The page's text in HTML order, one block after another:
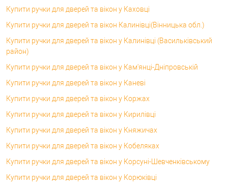
Купити ручки для дверей та вікон у Каховці
Купити ручки для дверей та вікон Калинівці(Вінницька обл.)
Купити ручки для дверей та вікон у Калинівці (Васильківський
район)
Купити ручки для дверей та вікон у Кам'янці-Дніпровській
Купити ручки для дверей та вікон у Каневі
Купити ручки для дверей та вікон у Коржах
Купити ручки для дверей та вікон у Кирилівці
Купити ручки для дверей та вікон у Княжичах
Купити ручки для дверей та вікон у Кобеляках
Купити ручки для дверей та вікон у Корсунi-Шевченківському
Купити ручки для дверей та вікон у Корюківці